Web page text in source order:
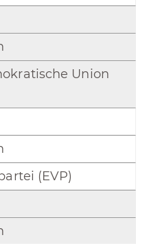
Union
(EVP)